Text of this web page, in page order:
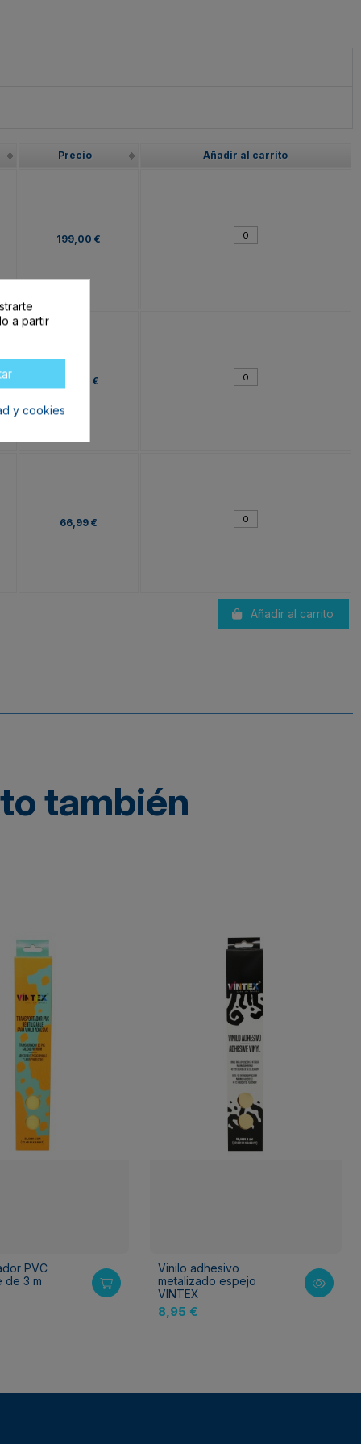
Precio Añadir al carrito
199,00 €
132,99 €
66,99 €
Añadir al carrito
también
PVC
de 3 m
Vinilo adhesivo
metalizado espejo
VINTEX
8,95 €
a partir
y cookies